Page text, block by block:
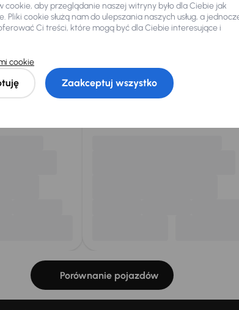
Porównanie pojazdów
cookie, aby przeglądanie naszej witryny było dla Ciebie jak
Pliki cookie służą nam do ulepszania naszych usług, a
Ci treści, które mogą być dla Ciebie interesujące i
cookie
Zaakceptuj wszystko